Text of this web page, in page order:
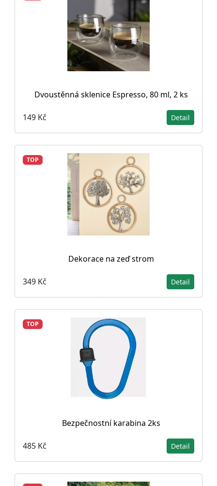
Dvoustěnná sklenice Espresso, 80 ml, 2 ks
149 Kč Detail
TOP
Dekorace na zeď strom
349 Kč Detail
TOP
Bezpečnostní karabina 2ks
485 Kč Detail